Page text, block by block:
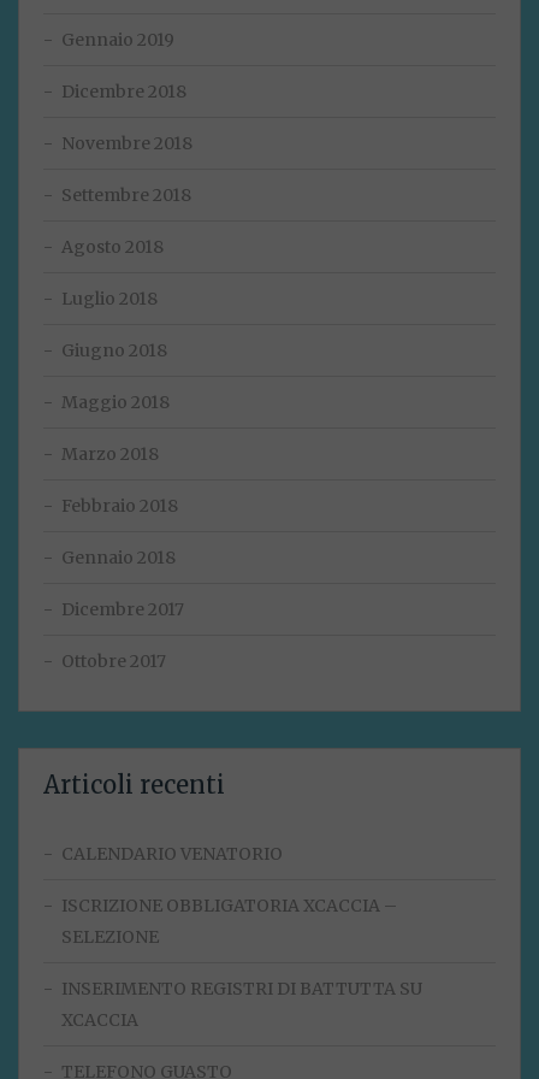
Gennaio 2019
Dicembre 2018
Novembre 2018
Settembre 2018
Agosto 2018
Luglio 2018
Giugno 2018
Maggio 2018
Marzo 2018
Febbraio 2018
Gennaio 2018
Dicembre 2017
Ottobre 2017
Articoli recenti
CALENDARIO VENATORIO
ISCRIZIONE OBBLIGATORIA XCACCIA –
SELEZIONE
INSERIMENTO REGISTRI DI BATTUTTA SU
XCACCIA
TELEFONO GUASTO